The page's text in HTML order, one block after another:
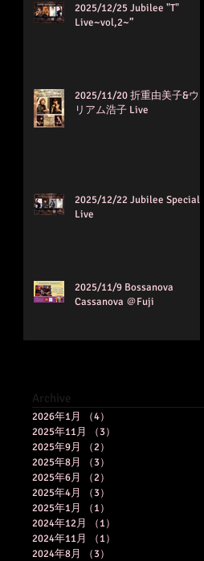
2025/12/25 Jubilee "T"
Live~vol,2~”
2025/11/20 折重由美子&ウイ
リアム浩子 Live
2025/12/22 Jubilee Special Q
Live
2025/11/9 Bossanova
Cassanova ＠Fuji
Archive
2026年1月 （4）
2025年11月
（3）
2025年9月
（2）
2025年8月
（3）
2025年6月
（2）
2025年4月
（3）
2025年1月
（1）
2024年12月
（1）
2024年11月
（1）
2024年8月
（3）